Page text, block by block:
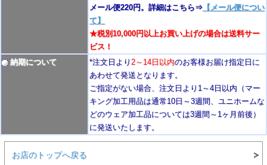
メール便220円。詳細はこちら⇒ 【メール便につい
て】
★税別10,000円以上お買い上げの場合は送料サー
ビス！
納期について
*注文日より2～14日以内のお客様お届け指定日に
あわせて発送となります。
ご指定がない場合、注文日より1～4日以内 （マー
キング加工用品は通常10日 ～3週間、ユニホームな
どのウェア加工品については3週間～ 1ヶ月前後 ）
に発送いたします。
お店のトップへ戻る